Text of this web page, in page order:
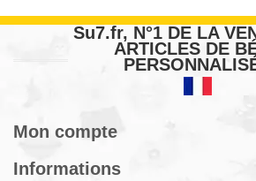
Su7.fr, N°1 DE LA
ARTICLES DE
Mon compte
Informations